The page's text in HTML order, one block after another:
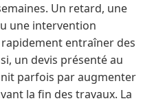
Un retard, une
une intervention
entraîner des
un devis présenté au
parfois par augmenter
la fin des travaux. La